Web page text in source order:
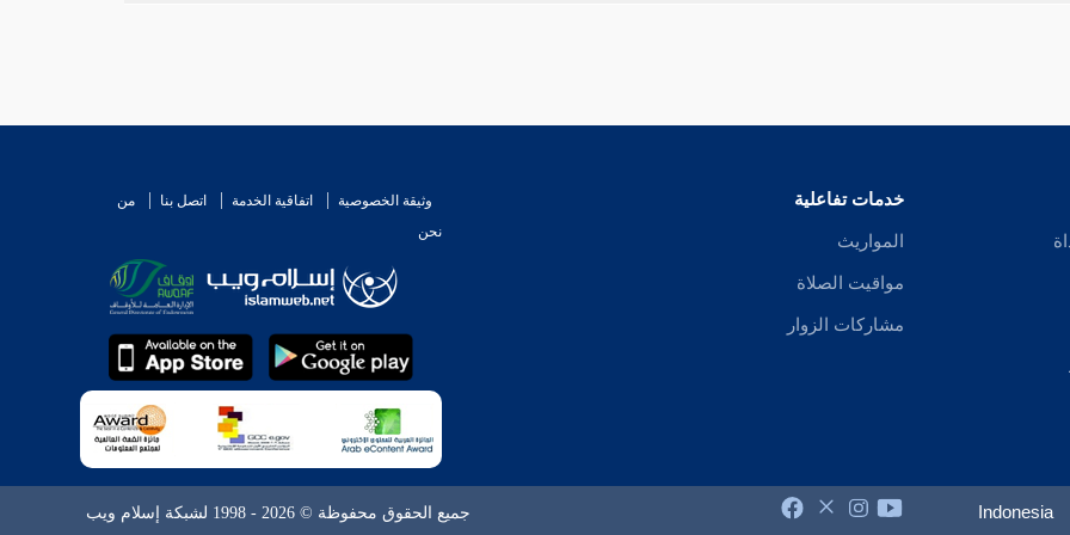
خدمات تفاعلية
المواريث
مواقيت الصلاة
مشاركات الزوار
وثيقة الخصوصية اتفاقية الخدمة اتصل بنا
من
نحن
Indonesia جميع الحقوق محفوظة © 2026 - 1998 لشبكة إسلام ويب